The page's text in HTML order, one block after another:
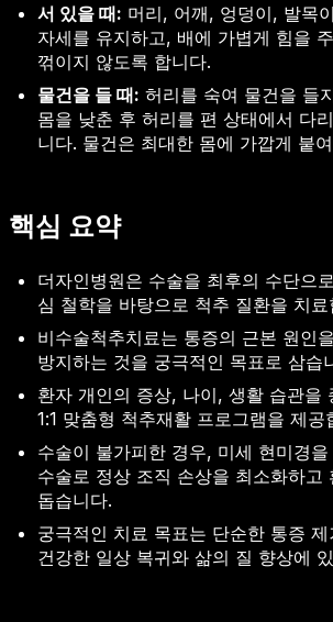
서 있을 때: 머리, 어깨, 엉덩이, 발목
자세를 유지하고, 배에 가볍게 힘을
꺾이지 않도록 합니다.
물건을 들 때: 허리를 숙여 물건을 들
몸을 낮춘 후 허리를 편 상태에서 다
니다. 물건은 최대한 몸에 가깝게 붙
핵심 요약
더자인병원은 수술을 최후의 수단으
심 철학을 바탕으로 척추 질환을 치료
비수술척추치료는 통증의 근본 원인
방지하는 것을 궁극적인 목표로 삼습
환자 개인의 증상, 나이, 생활 습관을
1:1 맞춤형 척추재활 프로그램을 제공
수술이 불가피한 경우, 미세 현미경
수술로 정상 조직 손상을 최소화하고
돕습니다.
궁극적인 치료 목표는 단순한 통증
건강한 일상 복귀와 삶의 질 향상에